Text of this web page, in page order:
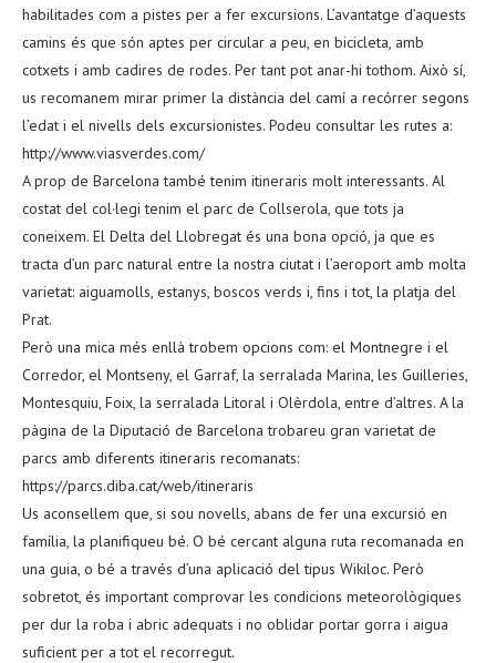
habilitades com a pistes per a fer excursions. L’avantatge d’aquests
camins és que són aptes per circular a peu, en bicicleta, amb
cotxets i amb cadires de rodes. Per tant pot anar-hi tothom. Això sí,
us recomanem mirar primer la distància del camí a recórrer segons
l’edat i el nivells dels excursionistes. Podeu consultar les rutes a:
http://www.viasverdes.com/
A prop de Barcelona també tenim itineraris molt interessants. Al
costat del col·legi tenim el parc de Collserola, que tots ja
coneixem. El Delta del Llobregat és una bona opció, ja que es
tracta d’un parc natural entre la nostra ciutat i l’aeroport amb molta
varietat: aiguamolls, estanys, boscos verds i, fins i tot, la platja del
Prat.
Però una mica més enllà trobem opcions com: el Montnegre i el
Corredor, el Montseny, el Garraf, la serralada Marina, les Guilleries,
Montesquiu, Foix, la serralada Litoral i Olèrdola, entre d’altres. A la
pàgina de la Diputació de Barcelona trobareu gran varietat de
parcs amb diferents itineraris recomanats:
https://parcs.diba.cat/web/itineraris
Us aconsellem que, si sou novells, abans de fer una excursió en
família, la planifiqueu bé. O bé cercant alguna ruta recomanada en
una guia, o bé a través d’una aplicació del tipus Wikiloc. Però
sobretot, és important comprovar les condicions meteorològiques
per dur la roba i abric adequats i no oblidar portar gorra i aigua
suficient per a tot el recorregut.